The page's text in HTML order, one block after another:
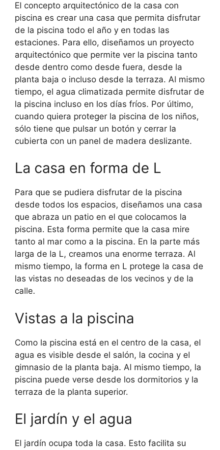
El concepto arquitectónico de la casa con
piscina es crear una casa que permita disfrutar
de la piscina todo el año y en todas las
estaciones. Para ello, diseñamos un proyecto
arquitectónico que permite ver la piscina tanto
desde dentro como desde fuera, desde la
planta baja o incluso desde la terraza. Al mismo
tiempo, el agua climatizada permite disfrutar de
la piscina incluso en los días fríos. Por último,
cuando quiera proteger la piscina de los niños,
sólo tiene que pulsar un botón y cerrar la
cubierta con un panel de madera deslizante.
La casa en forma de L
Para que se pudiera disfrutar de la piscina
desde todos los espacios, diseñamos una casa
que abraza un patio en el que colocamos la
piscina. Esta forma permite que la casa mire
tanto al mar como a la piscina. En la parte más
larga de la L, creamos una enorme terraza. Al
mismo tiempo, la forma en L protege la casa de
las vistas no deseadas de los vecinos y de la
calle.
Vistas a la piscina
Como la piscina está en el centro de la casa, el
agua es visible desde el salón, la cocina y el
gimnasio de la planta baja. Al mismo tiempo, la
piscina puede verse desde los dormitorios y la
terraza de la planta superior.
El jardín y el agua
El jardín ocupa toda la casa. Esto facilita su